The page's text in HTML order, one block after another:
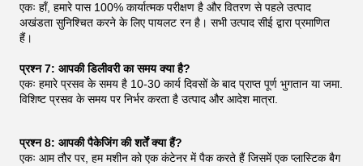
एकः हाँ, हमारे पास 100% कार्यात्मक परीक्षण है और वितरण से पहले उत्पाद
अखंडता सुनिश्चित करने के लिए पायलट रन है। सभी उत्पाद सीई द्वारा प्रमाणित
हैं।
प्रश्न 7: आपकी डिलीवरी का समय क्या है?
एकः हमारे प्रसव के समय है 10-30 कार्य दिवसों के बाद प्राप्त पूर्ण भुगतान या जमा.
विशिष्ट प्रसव के समय पर निर्भर करता है उत्पाद और आदेश मात्रा.
प्रश्न 8: आपकी पैकेजिंग की शर्तें क्या हैं?
एकः आम तौर पर, हम मशीन को एक कंटेनर में पैक करते हैं जिसमें एक प्लास्टिक बैग